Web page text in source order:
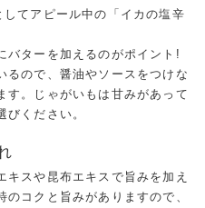
てアピール中の「イカの塩辛
バターを加えるのがポイント!
るので、醤油やソースをつけな
す。じゃがいもは甘みがあって
ください。
キスや昆布エキスで旨みを加え
コクと旨みがありますので、